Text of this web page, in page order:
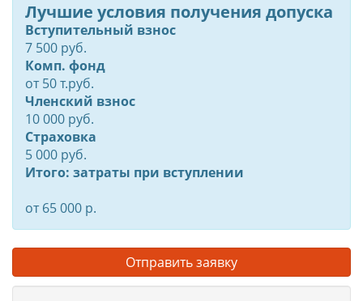
Лучшие условия получения допуска
Вступительный взнос
7 500 руб.
Комп. фонд
от50т.руб.
Членский взнос
10 000 руб.
Страховка
5 000 руб.
Итого: затраты при вступлении
от 65 000 р.
Отправить заявку